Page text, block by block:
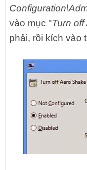
vào mục "Turn
phải, rồi kích vào